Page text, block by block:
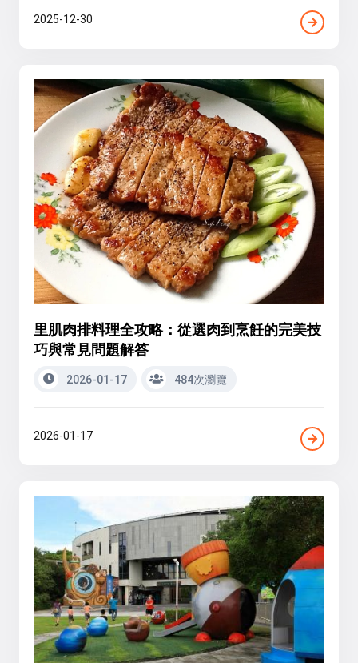
2025-12-30
里肌肉排料理全攻略：從選肉到烹飪的完美技
巧與常見問題解答
2026-01-17 484次瀏覽
2026-01-17